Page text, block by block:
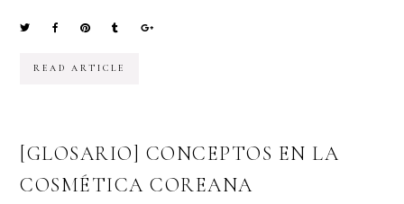
READ ARTICLE
[GLOSARIO] CONCEPTOS EN LA
COSMÉTICA COREANA